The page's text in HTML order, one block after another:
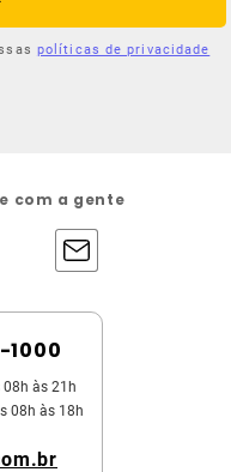
políticas de privacidade
com a gente
1000
08h às 21h
08h às 18h